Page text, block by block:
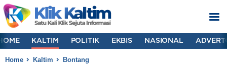
KALTIM POLITIK EKBIS NASIONAL
Home Kaltim Bontang